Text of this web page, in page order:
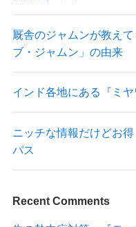
厩舎のジャムンが教え
ブ・ジャムン」の由来
インド各地にある『ミ
ニッチな情報だけどお
パス
Recent Comments